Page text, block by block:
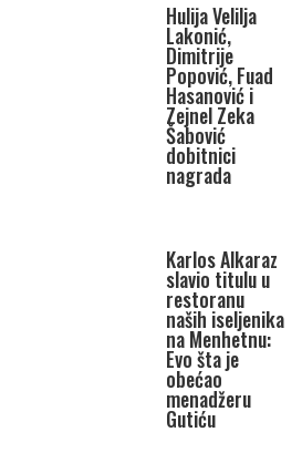
Hulija Velilja
Lakonić,
Dimitrije
Popović, Fuad
Hasanović i
Zejnel Zeka
Šabović
dobitnici
nagrada
Karlos Alkaraz
slavio titulu u
restoranu
naših iseljenika
na Menhetnu:
Evo šta je
obećao
menadžeru
Gutiću